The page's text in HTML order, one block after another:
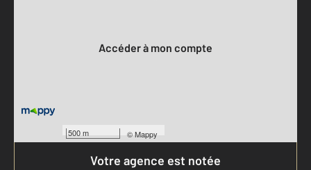
500 m ©Mappy
Accéder à mon compte
Votre agence est notée